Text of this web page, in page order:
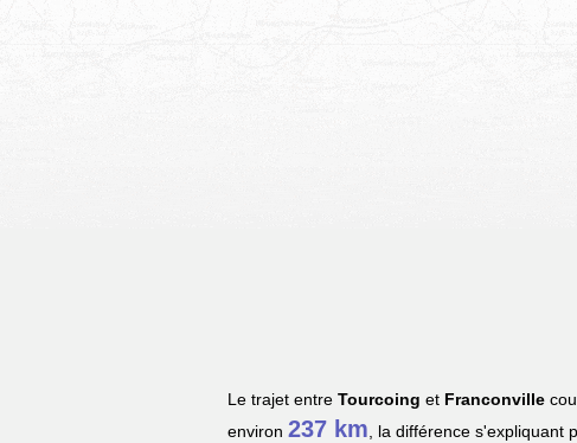
Le trajet entre Tourcoing et Franconville
environ 237 km , la différence